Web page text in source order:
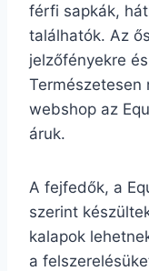
férfi sapkák,
találhatók. Az
jelzőfényekre
Természetesen
webshop az
áruk.
A fejfedők, a
szerint
kalapok
a